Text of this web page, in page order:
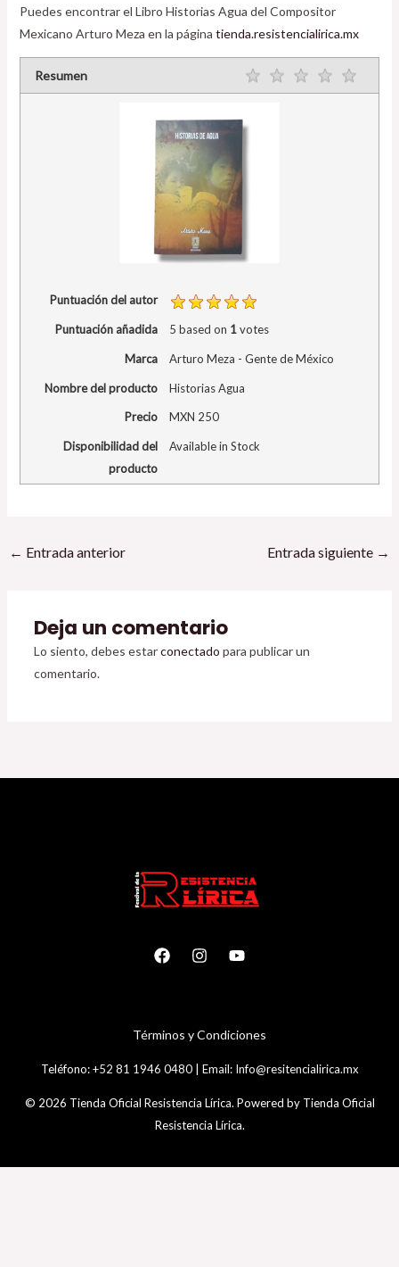
Puedes encontrar el Libro Historias Agua del Compositor
Mexicano Arturo Meza en la página tienda.resistencialirica.mx
Resumen
Puntuación del autor
Puntuación añadida 5 based on 1votes
Marca Arturo Meza - Gente de México
Nombre del producto Historias Agua
Precio MXN 250
Disponibilidad del
producto
Available in Stock
← Entrada anterior Entrada siguiente →
Deja un comentario
Lo siento, debes estarconectado para publicar un
comentario.
Términos y Condiciones
Teléfono:+52 81 1946 0480| Email: Info@resitencialirica.mx
© 2026 Tienda Oficial Resistencia Lírica. Powered by Tienda Oficial
Resistencia Lírica.